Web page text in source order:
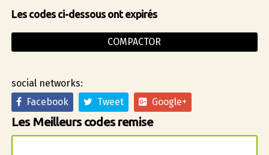
Les codes ci-dessous ont expirés
COMPACTOR
social networks:
Facebook
Tweet Google+
Les Meilleurs codes remise